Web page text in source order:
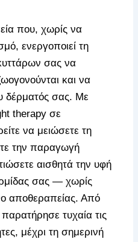
που, χωρίς να
ενεργοποιεί τη
σας να
και να
δέρματός σας. Με
therapy σε
να μειώσετε τη
την παραγωγή
αισθητά την υφή
σας — χωρίς
αποθεραπείας. Από
τυχαία τις
μέχρι τη σημερινή